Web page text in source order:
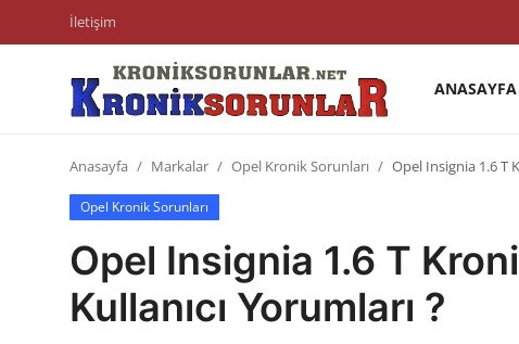
İletişim
ANASAYFA
Trafik & Cezalar
Sigorta & Kasko
Anasayfa Markalar Opel Kronik Sorunları Opel Insignia 1.6 T
Opel Kronik Sorunları
Opel Insignia 1.6 T
Kullanıcı Yorumları ?